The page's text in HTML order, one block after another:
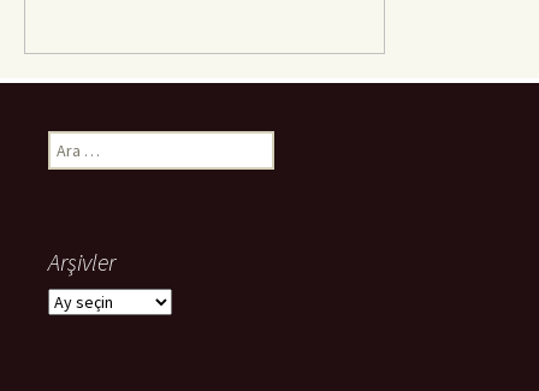
Arama:
Arşivler
Arşivler